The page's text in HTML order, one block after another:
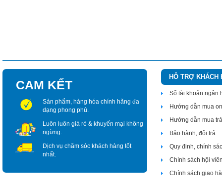
CAM KẾT
Sản phẩm, hàng hóa chính hãng đa
dạng phong phú.
Luôn luôn giá rẻ & khuyến mại không
ngừng.
Dịch vụ chăm sóc khách hàng tốt
nhất.
HỖ TRỢ KHÁCH
Số tài khoản ngân
Hướng dẫn mua
Hướng dẫn mua
Bảo hành, đổi trả
Quy đinh, chính
Chính sách hội
Chính sách giao